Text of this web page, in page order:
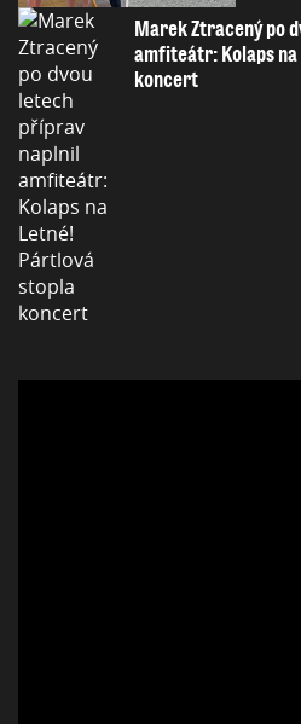
Marek Ztracený po
amfiteátr: Kolaps
koncert